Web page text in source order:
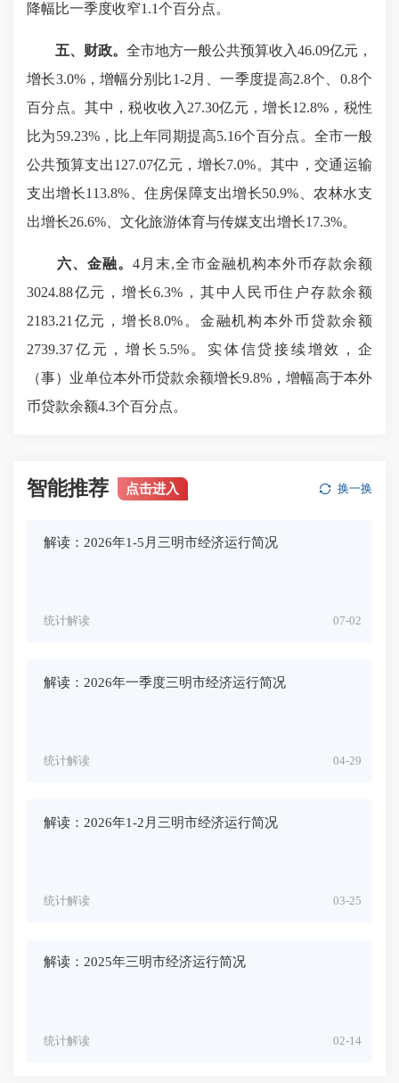
降幅比一季度收窄1.1个百分点。
五、财政。 全市地方一般公共预算收入46.09亿元，
增长3.0%，增幅分别比1-2月、一季度提高2.8个、0.8个
百分点。其中，税收收入27.30亿元，增长12.8%，税性
比为59.23%，比上年同期提高5.16个百分点。全市一般
公共预算支出127.07亿元，增长7.0%。其中，交通运输
支出增长113.8%、住房保障支出增长50.9%、农林水支
出增长26.6%、文化旅游体育与传媒支出增长17.3%。
六、金融。4月末,全市金融机构本外币存款余额
3024.88亿元，增长6.3%，其中人民币住户存款余额
2183.21亿元，增长8.0%。金融机构本外币贷款余额
2739.37亿元，增长5.5%。实体信贷接续增效，企
（事）业单位本外币贷款余额增长9.8%，增幅高于本外
币贷款余额4.3个百分点。
智能推荐 点击进入 换一换
解读：2026年1-5月三明市经济运行简况
07-02
统计解读
解读：2026年一季度三明市经济运行简况
04-29
统计解读
解读：2026年1-2月三明市经济运行简况
03-25
统计解读
解读：2025年三明市经济运行简况
02-14
统计解读